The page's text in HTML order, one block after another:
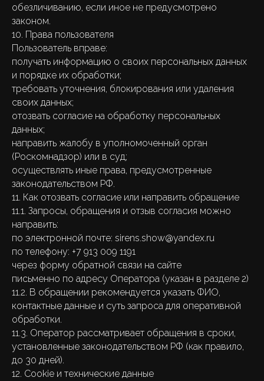
обезличиванию, если иное не предусмотрено
законом.
10. Права пользователя
Пользователь вправе:
получать информацию о своих персональных данных
и порядке их обработки;
требовать уточнения, блокирования или удаления
своих данных;
отозвать согласие на обработку персональных
данных;
направить жалобу в уполномоченный орган
(Роскомнадзор) или в суд;
осуществлять иные права, предусмотренные
законодательством РФ.
11. Как отозвать согласие или направить обращение
11.1. Запросы, обращения и отзыв согласия можно
направить:
по электронной почте: sirens.show@yandex.ru
по телефону: +7 913 009 1191
через форму обратной связи на сайте
письменно по адресу Оператора (указан в разделе 2)
11.2. В обращении рекомендуется указать ФИО,
контактные данные и суть запроса для оперативной
обработки.
11.3. Оператор рассматривает обращения в сроки,
установленные законодательством РФ (как правило,
до 30 дней).
12. Cookie и технические данные